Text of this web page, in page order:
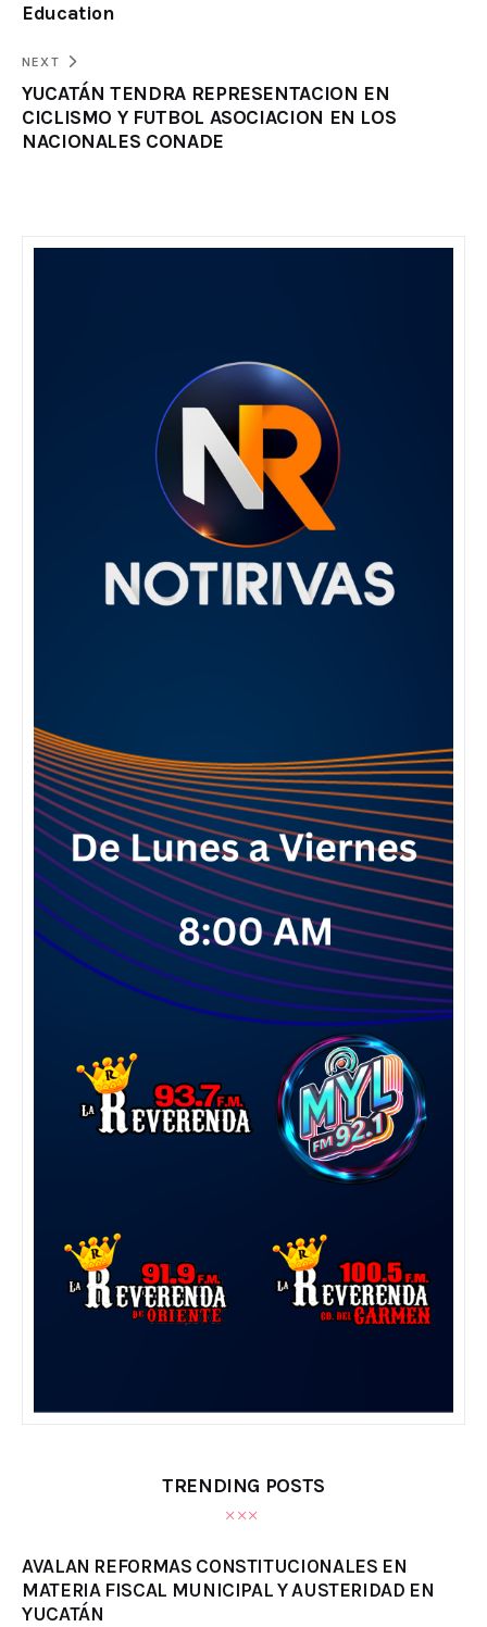
Education
NEXT
YUCATÁN TENDRA REPRESENTACION EN
CICLISMO Y FUTBOL ASOCIACION EN LOS
NACIONALES CONADE
TRENDING POSTS
AVALAN REFORMAS CONSTITUCIONALES EN
MATERIA FISCAL MUNICIPAL Y AUSTERIDAD EN
YUCATÁN